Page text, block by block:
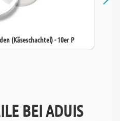
(Käseschachtel) - 10er P
BEI ADUIS